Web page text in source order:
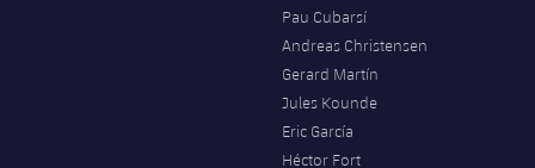
Pau Cubarsí
Andreas Christensen
Gerard Martín
Jules Kounde
Eric García
Héctor Fort